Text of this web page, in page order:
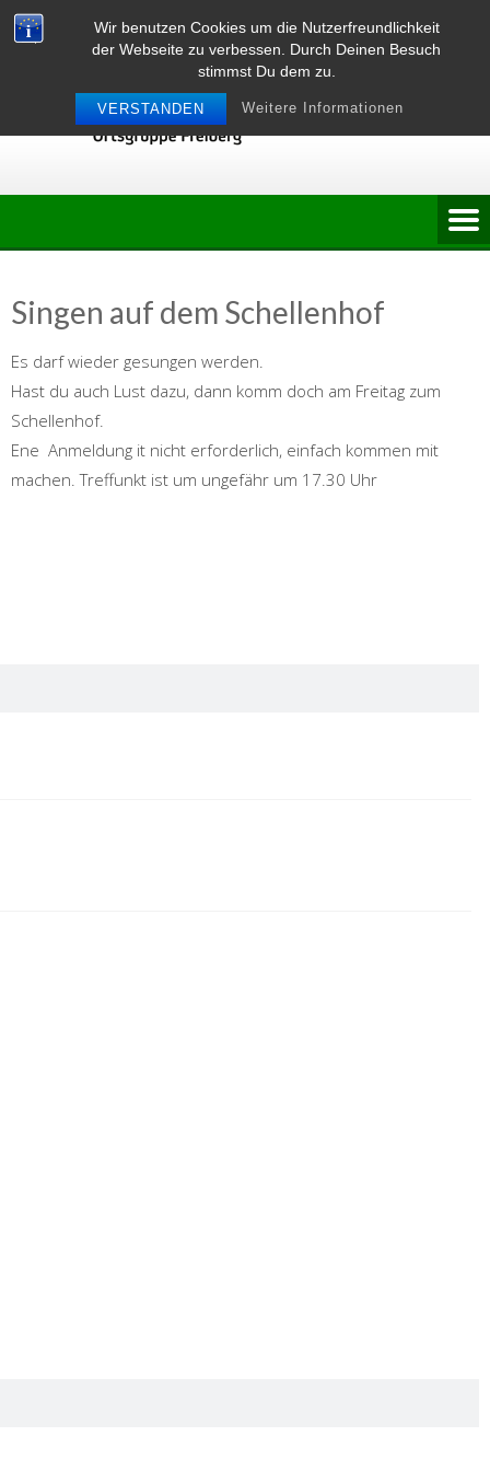
Wir benutzen Cookies um die Nutzerfreundlichkeit
der Webseite zu verbessen. Durch Deinen Besuch
stimmst Du dem zu.
VERSTANDEN Weitere Informationen
Skip
to
Singen auf dem Schellenhof
Es darf wieder gesungen werden.
Hast du auch Lust dazu, dann komm doch am Freitag zum
Schellenhof.
Ene Anmeldung it nicht erforderlich, einfach kommen mit
machen. Treffunkt ist um ungefähr um 17.30 Uhr